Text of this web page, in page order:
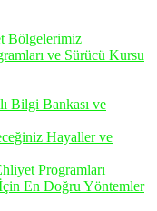
Bölgelerimiz
ve Sürücü Kursu
Bilgi Bankası ve
Hayaller ve
Programları
En Doğru Yöntemler